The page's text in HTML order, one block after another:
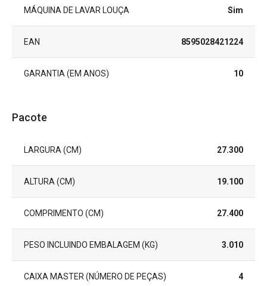
MÁQUINA DE LAVAR LOUÇA Sim
EAN 8595028421224
GARANTIA (EM ANOS) 10
Pacote
LARGURA (CM) 27.300
ALTURA (CM) 19.100
COMPRIMENTO (CM) 27.400
PESO INCLUINDO EMBALAGEM (KG) 3.010
CAIXA MASTER (NÚMERO DE PEÇAS) 4